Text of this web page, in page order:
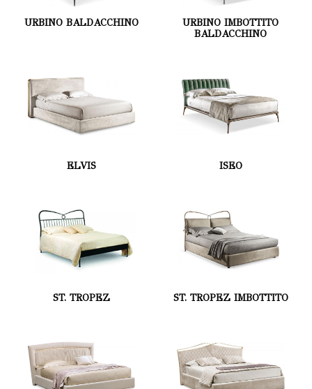
URBINO BALDACCHINO
URBINO IMBOTTITO
BALDACCHINO
ELVIS ISEO
ST. TROPEZ ST. TROPEZ IMBOTTITO